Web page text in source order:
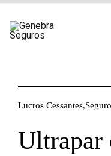
para
Lucros Cessantes,
Ultrapar